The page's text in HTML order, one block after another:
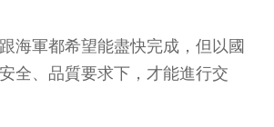
海軍都希望能盡快完成，但以國
全、品質要求下，才能進行交